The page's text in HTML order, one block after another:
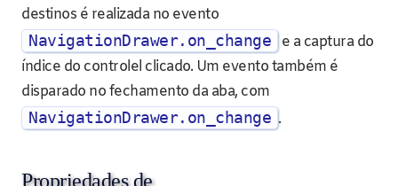
destinos é realizada no evento
NavigationDrawer.on_change
e a captura do
índice do controlel clicado. Um evento também é
disparado no fechamento da aba, com
NavigationDrawer.on_change .
Propriedades de